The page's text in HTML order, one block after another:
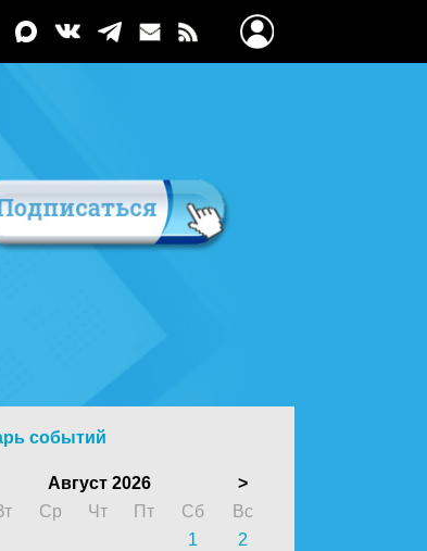
событий
Август 2026
>
Ср Чт Пт Сб
Вс
1
2